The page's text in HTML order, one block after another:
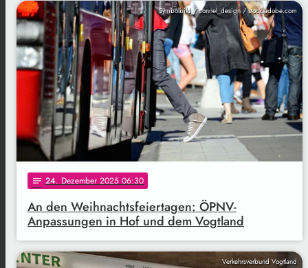
Symbolbild / connel_design / stock.adobe.com
notes 24. Dezember 2025 06:30
An den Weihnachtsfeiertagen: ÖPNV-
Anpassungen in Hof und dem Vogtland
Verkehrsverbund Vogtland